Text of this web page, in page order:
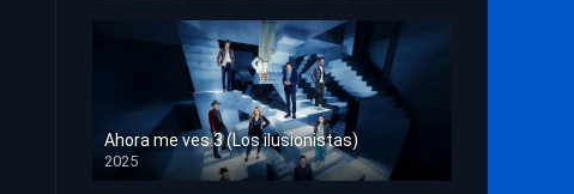
Ahora me ves 3 (Los ilusionistas)
2025
HD 1080p